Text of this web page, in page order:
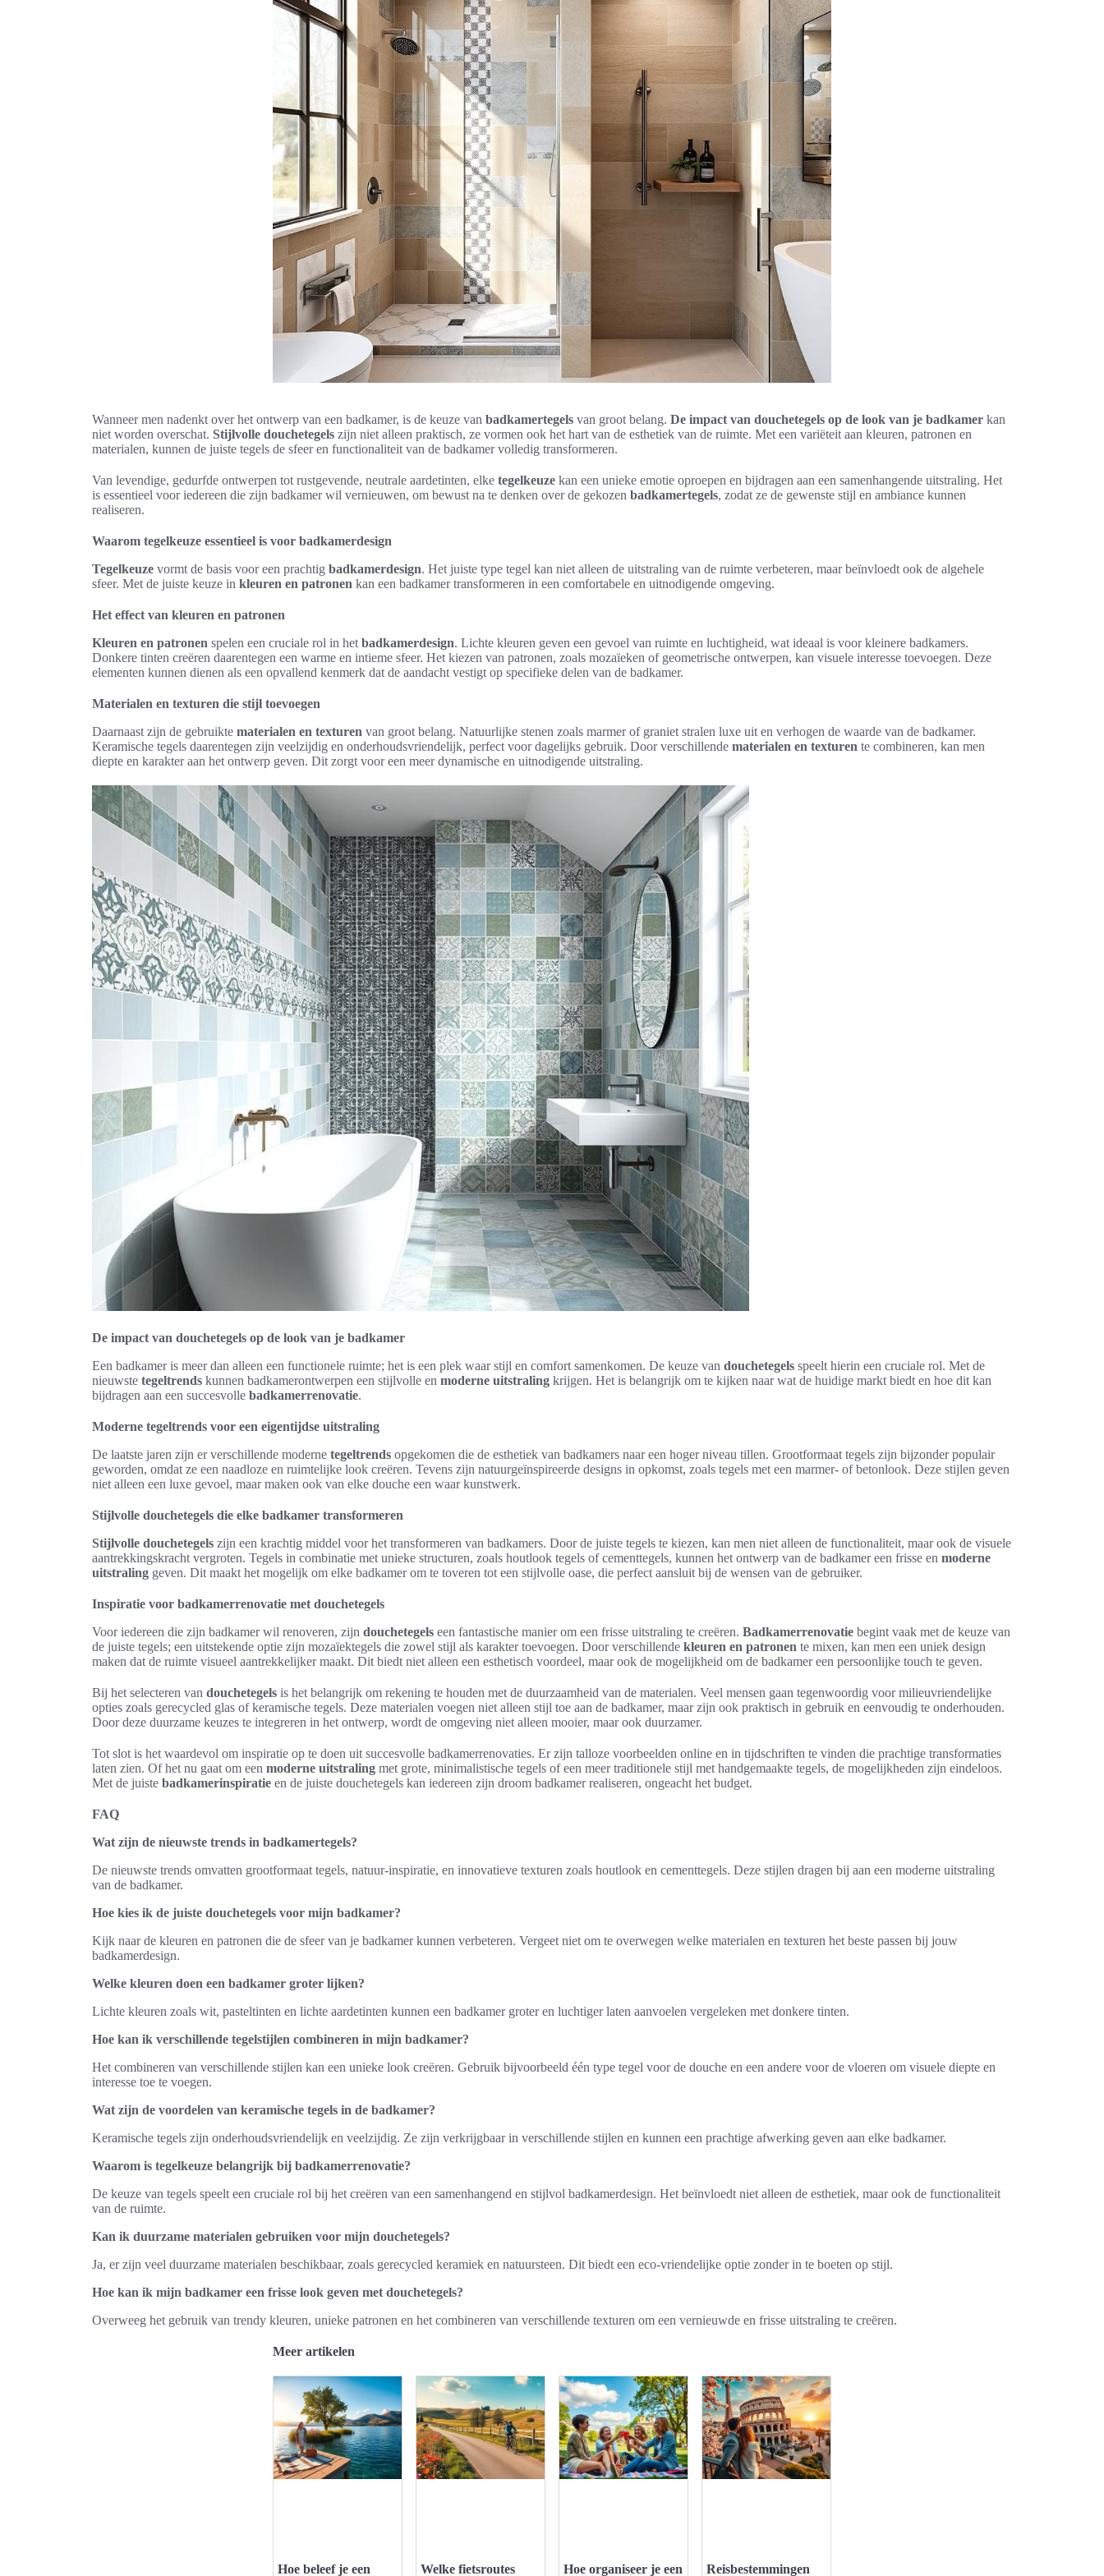
Wanneer men nadenkt over het ontwerp van een badkamer, is de keuze van badkamertegels van groot belang. De impact van douchetegels op de look van je badkamer kan
niet worden overschat. Stijlvolle douchetegels zijn niet alleen praktisch, ze vormen ook het hart van de esthetiek van de ruimte. Met een variëteit aan kleuren, patronen en
materialen, kunnen de juiste tegels de sfeer en functionaliteit van de badkamer volledig transformeren.
Van levendige, gedurfde ontwerpen tot rustgevende, neutrale aardetinten, elke tegelkeuze kan een unieke emotie oproepen en bijdragen aan een samenhangende uitstraling. Het
is essentieel voor iedereen die zijn badkamer wil vernieuwen, om bewust na te denken over de gekozen badkamertegels, zodat ze de gewenste stijl en ambiance kunnen
realiseren.
Waarom tegelkeuze essentieel is voor badkamerdesign
Tegelkeuze vormt de basis voor een prachtig badkamerdesign. Het juiste type tegel kan niet alleen de uitstraling van de ruimte verbeteren, maar beïnvloedt ook de algehele
sfeer. Met de juiste keuze in kleuren en patronen kan een badkamer transformeren in een comfortabele en uitnodigende omgeving.
Het effect van kleuren en patronen
Kleuren en patronen spelen een cruciale rol in het badkamerdesign. Lichte kleuren geven een gevoel van ruimte en luchtigheid, wat ideaal is voor kleinere badkamers.
Donkere tinten creëren daarentegen een warme en intieme sfeer. Het kiezen van patronen, zoals mozaïeken of geometrische ontwerpen, kan visuele interesse toevoegen. Deze
elementen kunnen dienen als een opvallend kenmerk dat de aandacht vestigt op specifieke delen van de badkamer.
Materialen en texturen die stijl toevoegen
Daarnaast zijn de gebruikte materialen en texturen van groot belang. Natuurlijke stenen zoals marmer of graniet stralen luxe uit en verhogen de waarde van de badkamer.
Keramische tegels daarentegen zijn veelzijdig en onderhoudsvriendelijk, perfect voor dagelijks gebruik. Door verschillende materialen en texturen te combineren, kan men
diepte en karakter aan het ontwerp geven. Dit zorgt voor een meer dynamische en uitnodigende uitstraling.
De impact van douchetegels op de look van je badkamer
Een badkamer is meer dan alleen een functionele ruimte; het is een plek waar stijl en comfort samenkomen. De keuze van douchetegels speelt hierin een cruciale rol. Met de
nieuwste tegeltrends kunnen badkamerontwerpen een stijlvolle en moderne uitstraling krijgen. Het is belangrijk om te kijken naar wat de huidige markt biedt en hoe dit kan
bijdragen aan een succesvolle badkamerrenovatie.
Moderne tegeltrends voor een eigentijdse uitstraling
De laatste jaren zijn er verschillende moderne tegeltrends opgekomen die de esthetiek van badkamers naar een hoger niveau tillen. Grootformaat tegels zijn bijzonder populair
geworden, omdat ze een naadloze en ruimtelijke look creëren. Tevens zijn natuurgeïnspireerde designs in opkomst, zoals tegels met een marmer- of betonlook. Deze stijlen geven
niet alleen een luxe gevoel, maar maken ook van elke douche een waar kunstwerk.
Stijlvolle douchetegels die elke badkamer transformeren
Stijlvolle douchetegels zijn een krachtig middel voor het transformeren van badkamers. Door de juiste tegels te kiezen, kan men niet alleen de functionaliteit, maar ook de visuele
aantrekkingskracht vergroten. Tegels in combinatie met unieke structuren, zoals houtlook tegels of cementtegels, kunnen het ontwerp van de badkamer een frisse en moderne
uitstraling geven. Dit maakt het mogelijk om elke badkamer om te toveren tot een stijlvolle oase, die perfect aansluit bij de wensen van de gebruiker.
Inspiratie voor badkamerrenovatie met douchetegels
Voor iedereen die zijn badkamer wil renoveren, zijn douchetegels een fantastische manier om een frisse uitstraling te creëren. Badkamerrenovatie begint vaak met de keuze van
de juiste tegels; een uitstekende optie zijn mozaïektegels die zowel stijl als karakter toevoegen. Door verschillende kleuren en patronen te mixen, kan men een uniek design
maken dat de ruimte visueel aantrekkelijker maakt. Dit biedt niet alleen een esthetisch voordeel, maar ook de mogelijkheid om de badkamer een persoonlijke touch te geven.
Bij het selecteren van douchetegels is het belangrijk om rekening te houden met de duurzaamheid van de materialen. Veel mensen gaan tegenwoordig voor milieuvriendelijke
opties zoals gerecycled glas of keramische tegels. Deze materialen voegen niet alleen stijl toe aan de badkamer, maar zijn ook praktisch in gebruik en eenvoudig te onderhouden.
Door deze duurzame keuzes te integreren in het ontwerp, wordt de omgeving niet alleen mooier, maar ook duurzamer.
Tot slot is het waardevol om inspiratie op te doen uit succesvolle badkamerrenovaties. Er zijn talloze voorbeelden online en in tijdschriften te vinden die prachtige transformaties
laten zien. Of het nu gaat om een moderne uitstraling met grote, minimalistische tegels of een meer traditionele stijl met handgemaakte tegels, de mogelijkheden zijn eindeloos.
Met de juiste badkamerinspiratie en de juiste douchetegels kan iedereen zijn droom badkamer realiseren, ongeacht het budget.
FAQ
Wat zijn de nieuwste trends in badkamertegels?
De nieuwste trends omvatten grootformaat tegels, natuur-inspiratie, en innovatieve texturen zoals houtlook en cementtegels. Deze stijlen dragen bij aan een moderne uitstraling
van de badkamer.
Hoe kies ik de juiste douchetegels voor mijn badkamer?
Kijk naar de kleuren en patronen die de sfeer van je badkamer kunnen verbeteren. Vergeet niet om te overwegen welke materialen en texturen het beste passen bij jouw
badkamerdesign.
Welke kleuren doen een badkamer groter lijken?
Lichte kleuren zoals wit, pasteltinten en lichte aardetinten kunnen een badkamer groter en luchtiger laten aanvoelen vergeleken met donkere tinten.
Hoe kan ik verschillende tegelstijlen combineren in mijn badkamer?
Het combineren van verschillende stijlen kan een unieke look creëren. Gebruik bijvoorbeeld één type tegel voor de douche en een andere voor de vloeren om visuele diepte en
interesse toe te voegen.
Wat zijn de voordelen van keramische tegels in de badkamer?
Keramische tegels zijn onderhoudsvriendelijk en veelzijdig. Ze zijn verkrijgbaar in verschillende stijlen en kunnen een prachtige afwerking geven aan elke badkamer.
Waarom is tegelkeuze belangrijk bij badkamerrenovatie?
De keuze van tegels speelt een cruciale rol bij het creëren van een samenhangend en stijlvol badkamerdesign. Het beïnvloedt niet alleen de esthetiek, maar ook de functionaliteit
van de ruimte.
Kan ik duurzame materialen gebruiken voor mijn douchetegels?
Ja, er zijn veel duurzame materialen beschikbaar, zoals gerecycled keramiek en natuursteen. Dit biedt een eco-vriendelijke optie zonder in te boeten op stijl.
Hoe kan ik mijn badkamer een frisse look geven met douchetegels?
Overweeg het gebruik van trendy kleuren, unieke patronen en het combineren van verschillende texturen om een vernieuwde en frisse uitstraling te creëren.
Meer artikelen
Hoe beleef je een Welke fietsroutes Hoe organiseer je een Reisbestemmingen